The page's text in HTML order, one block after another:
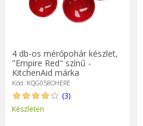
4 db-os mérőpohár készlet,
"Empire Red" színű -
KitchenAid márka
Kód: KQG058OHERE
(3)
Készleten